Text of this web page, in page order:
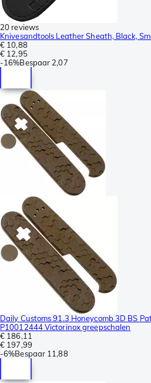
20 reviews
Knivesandtools Leather Sheath, Black,
€ 10,88
€ 12,95
-16%Bespaar 2,07
Daily Customs 91.3 Honeycomb 3D BS
P10012444 Victorinox greepschalen
€ 186,11
€ 197,99
-6%Bespaar 11,88